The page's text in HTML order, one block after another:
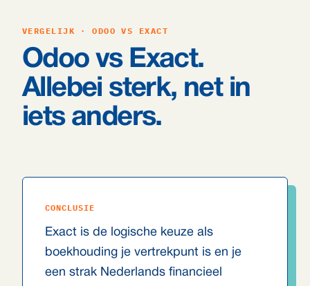
VERGELIJK · ODOO VS EXACT
Odoo vs Exact.
Allebei sterk, net in
iets anders.
CONCLUSIE
Exact is de logische keuze als
boekhouding je vertrekpunt is en je
een strak Nederlands financieel